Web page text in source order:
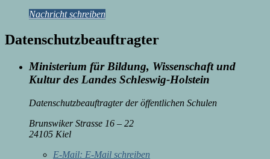
Nachricht schreiben
Datenschutzbeauftragter
Ministerium für Bildung, Wissenschaft und
Kultur des Landes Schleswig-Holstein
Datenschutzbeauftragter der öffentlichen Schulen
Brunswiker Strasse 16 – 22
24105 Kiel
E-Mail: E-Mail schreiben